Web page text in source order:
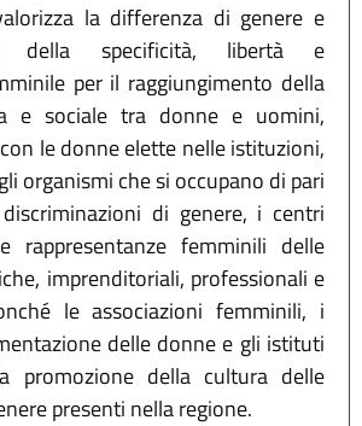
la differenza di genere e
della specificità, libertà e
per il raggiungimento della
e sociale tra donne e uomini,
le donne elette nelle istituzioni,
organismi che si occupano di pari
di genere, i centri
rappresentanze femminili delle
imprenditoriali, professionali e
le associazioni femminili, i
delle donne e gli istituti
promozione della cultura delle
presenti nella regione.